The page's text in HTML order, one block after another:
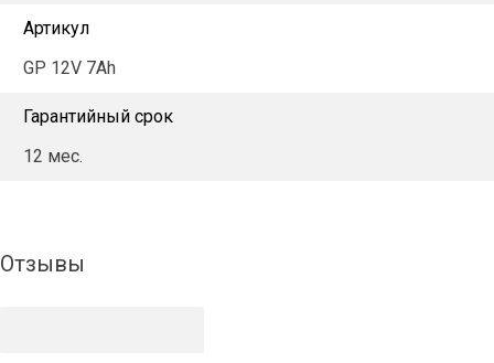
Артикул
GP 12V 7Ah
Гарантийный срок
12 мес.
Отзывы